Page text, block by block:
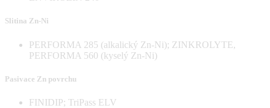
Slitina Zn-Ni
PERFORMA 285 (alkalický Zn-Ni); ZINKROLYTE,
PERFORMA 560 (kyselý Zn-Ni)
Pasivace Zn povrchu
FINIDIP; TriPass ELV